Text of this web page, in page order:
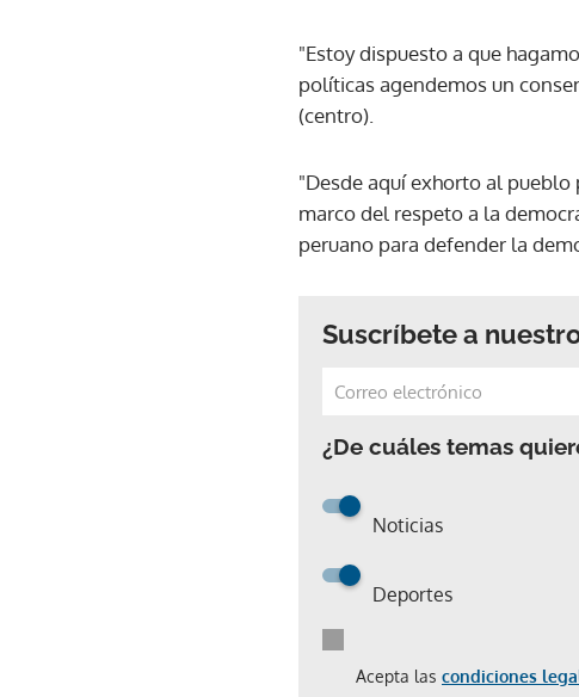
"Estoy dispuesto a que
políticas agendemos un
(centro).
"Desde aquí exhorto al
marco del respeto a la
peruano para defender la
Suscríbete a
¿De cuáles temas
Noticias
Deportes
Acepta las condiciones